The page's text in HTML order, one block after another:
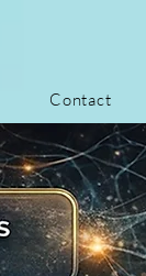
Contact